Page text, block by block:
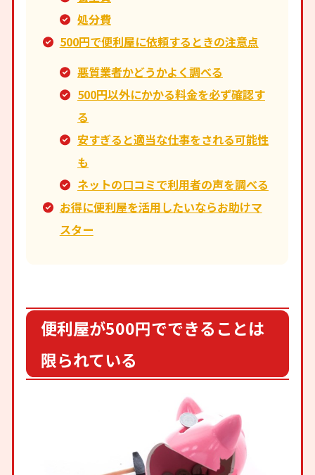
処分費
500円で便利屋に依頼するときの注意点
悪質業者かどうかよく調べる
500円以外にかかる料金を必ず確認す
る
安すぎると適当な仕事をされる可能性
も
ネットの口コミで利用者の声を調べる
お得に便利屋を活用したいならお助けマ
スター
便利屋が500円でできることは
限られている